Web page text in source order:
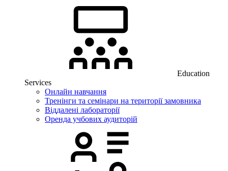
Education
Services
Онлайн навчання
Тренінги та семінари на території замовника
Віддалені лабораторії
Оренда учбових аудиторій